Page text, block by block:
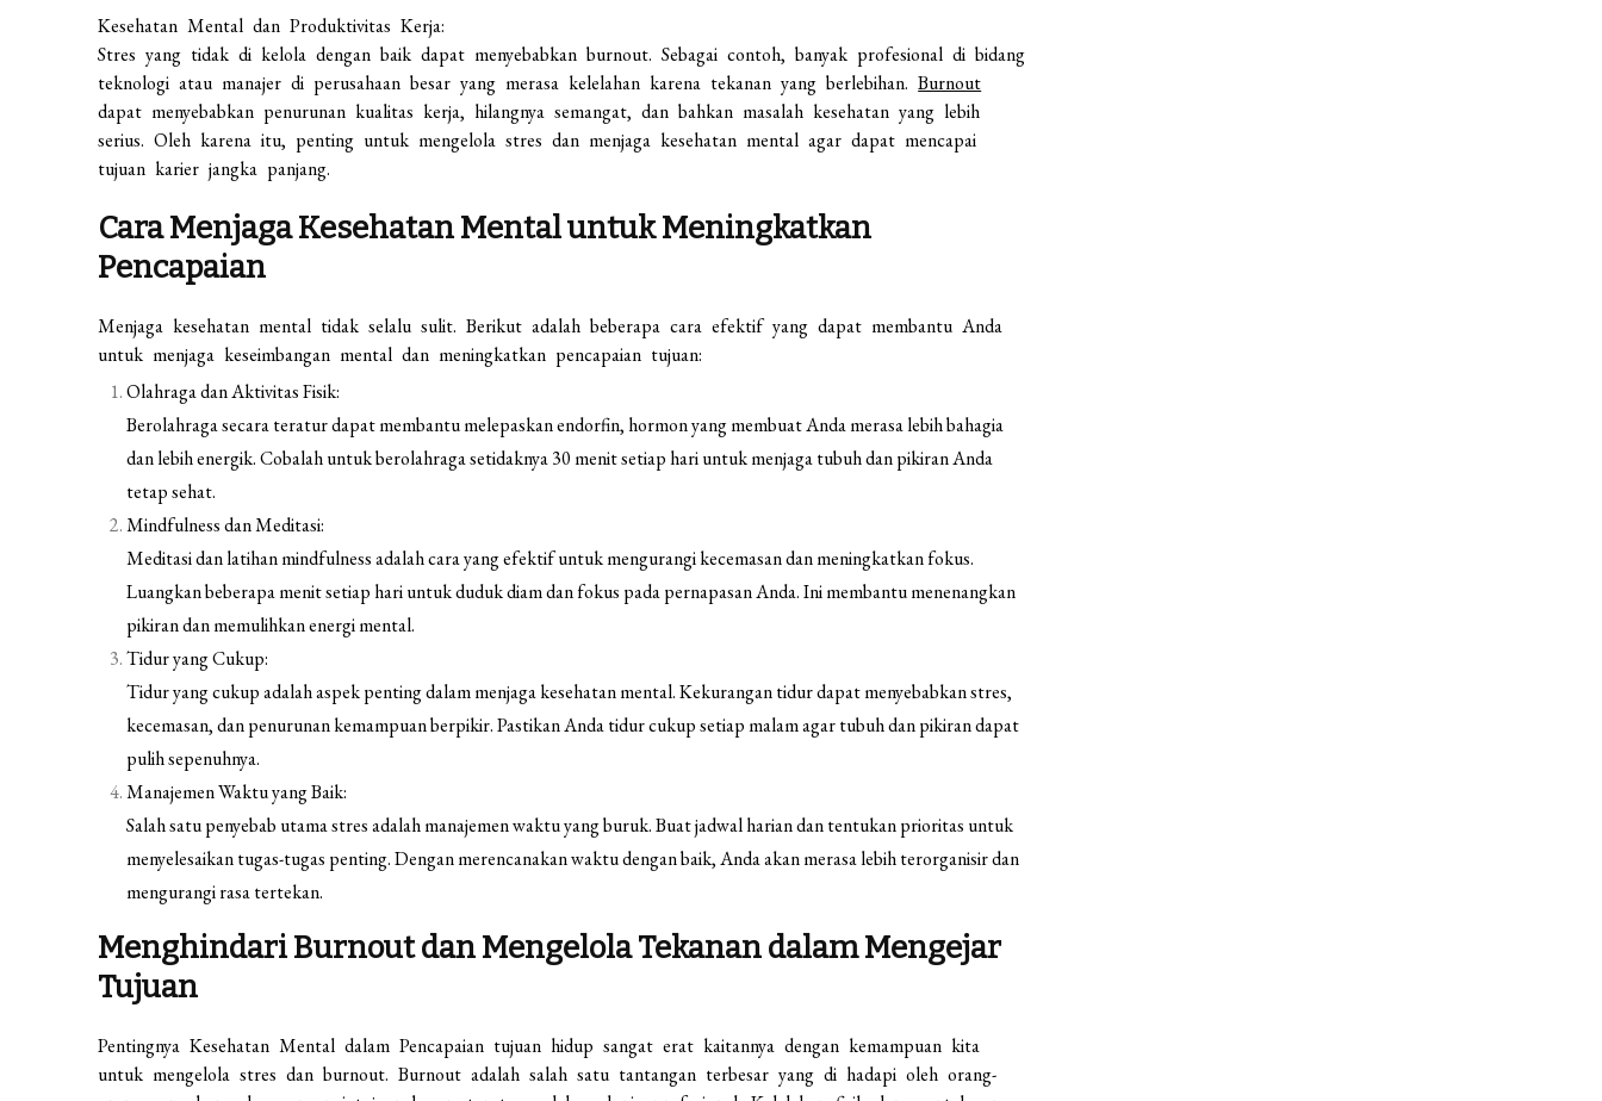
Kesehatan Mental dan Produktivitas Kerja:
Stres yang tidak di kelola dengan baik dapat menyebabkan burnout. Sebagai contoh, banyak profesional di bidang
teknologi atau manajer di perusahaan besar yang merasa kelelahan karena tekanan yang berlebihan.Burnout
dapat menyebabkan penurunan kualitas kerja, hilangnya semangat, dan bahkan masalah kesehatan yang lebih
serius. Oleh karena itu, penting untuk mengelola stres dan menjaga kesehatan mental agar dapat mencapai
tujuan karier jangka panjang.
Cara Menjaga Kesehatan Mental untuk Meningkatkan
Pencapaian
Menjaga kesehatan mental tidak selalu sulit. Berikut adalah beberapa cara efektif yang dapat membantu Anda
untuk menjaga keseimbangan mental dan meningkatkan pencapaian tujuan:
Olahraga dan Aktivitas Fisik:
Berolahraga secara teratur dapat membantu melepaskan endorfin, hormon yang membuat Anda merasa lebih bahagia
dan lebih energik. Cobalah untuk berolahraga setidaknya 30 menit setiap hari untuk menjaga tubuh dan pikiran Anda
tetap sehat.
Mindfulness dan Meditasi:
Meditasi dan latihan mindfulness adalah cara yang efektif untuk mengurangi kecemasan dan meningkatkan fokus.
Luangkan beberapa menit setiap hari untuk duduk diam dan fokus pada pernapasan Anda. Ini membantu menenangkan
pikiran dan memulihkan energi mental.
Tidur yang Cukup:
Tidur yang cukup adalah aspek penting dalam menjaga kesehatan mental. Kekurangan tidur dapat menyebabkan stres,
kecemasan, dan penurunan kemampuan berpikir. Pastikan Anda tidur cukup setiap malam agar tubuh dan pikiran dapat
pulih sepenuhnya.
Manajemen Waktu yang Baik:
Salah satu penyebab utama stres adalah manajemen waktu yang buruk. Buat jadwal harian dan tentukan prioritas untuk
menyelesaikan tugas-tugas penting. Dengan merencanakan waktu dengan baik, Anda akan merasa lebih terorganisir dan
mengurangi rasa tertekan.
Menghindari Burnout dan Mengelola Tekanan dalam Mengejar
Tujuan
Pentingnya Kesehatan Mental dalam Pencapaian tujuan hidup sangat erat kaitannya dengan kemampuan kita
untuk mengelola stres dan burnout. Burnout adalah salah satu tantangan terbesar yang di hadapi oleh orang-